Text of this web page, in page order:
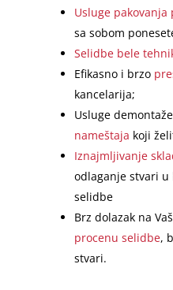
Usluge pakovanja
sa sobom
Selidbe bele
Efikasno i brzo
kancelarija;
Usluge
nameštaja koji
Iznajmljivanje
odlaganje stvari
selidbe
Brz dolazak na
procenu selidbe,
stvari.